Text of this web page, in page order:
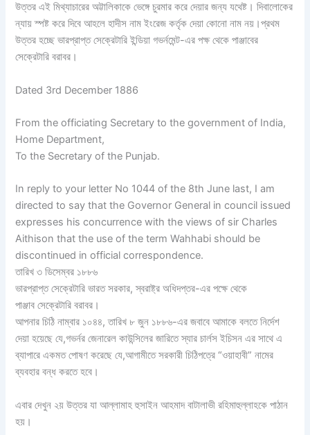
উত্তর এই মিথ্যাচারের অট্টালিকাকে ভেঙ্গে চুরমার করে দেয়ার জন্য যথেষ্ট। দিবালোকের
ন্যায় স্পষ্ট করে দিবে আহলে হাদীস নাম ইংরেজ কর্তৃক দেয়া কোনো নাম নয়।প্রথম
উত্তর হচ্ছে ভারপ্রাপ্ত সেক্রেটারি ইন্ডিয়া গভর্নমেন্ট-এর পক্ষ থেকে পাঞ্জাবের
সেক্রেটারি বরাবর।
Dated 3rd December 1886
From the officiating Secretary to the government of India,
Home Department,
To the Secretary of the Punjab.
In reply to your letter No 1044 of the 8th June last, I am
directed to say that the Governor General in council issued
expresses his concurrence with the views of sir Charles
Aithison that the use of the term Wahhabi should be
discontinued in official correspondence.
তারিখ ৩ ডিসেম্বর ১৮৮৬
ভারপ্রাপ্ত সেক্রেটারি ভারত সরকার, স্বরাষ্ট্র অধিদপ্তর-এর পক্ষে থেকে
পাঞ্জাব সেক্রেটারি বরাবর।
আপনার চিঠি নাম্বার ১০৪৪, তারিখ ৮ জুন ১৮৮৬-এর জবাবে আমাকে বলতে নির্দেশ
দেয়া হয়েছে যে,গভর্নর জেনারেল কাউন্সিলের জারিতে স্যার চার্লস ইচিসন এর সাথে এ
ব্যাপারে একমত পোষণ করেছে যে,আগামীতে সরকারী চিঠিপত্রে “ওয়াহাবী” নামের
ব্যবহার বন্ধ করতে হবে।
এবার দেখুন ২য় উত্তর যা আল্লামাহ হুসাইন আহমাদ বাটালাভী রহিমাহুল্লাহকে পাঠান
হয়।